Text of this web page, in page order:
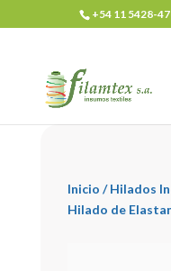
+54 11 5428-
Inicio /Hilados
Hilado de